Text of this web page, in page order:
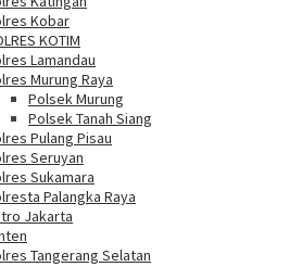
Kobar
KOTIM
Lamandau
Murung Raya
Polsek Murung
Polsek Tanah Siang
Pulang Pisau
Seruyan
Sukamara
Palangka Raya
Jakarta
Tangerang Selatan